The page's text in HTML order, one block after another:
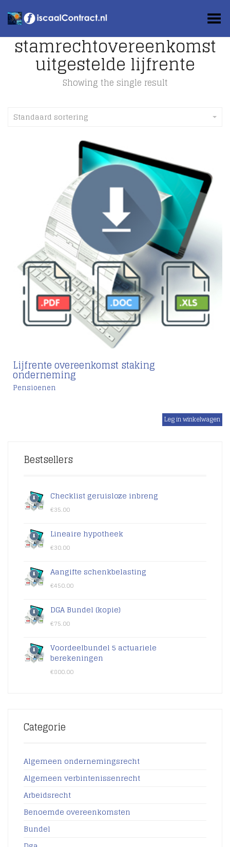
Toggle Menu
stamrechtovereenkomst
uitgestelde lijfrente
Showing the single result
Standaard sortering
Lijfrente overeenkomst staking
onderneming
Pensioenen
Bestsellers
Checklist geruisloze inbreng
€35.00
Lineaire hypotheek
€30.00
Aangifte schenkbelasting
€450.00
DGA Bundel (kopie)
€75.00
Voordeelbundel 5 actuariele
berekeningen
€800.00
Categorie
Algemeen ondernemingsrecht
Algemeen verbintenissenrecht
Arbeidsrecht
Benoemde overeenkomsten
Bundel